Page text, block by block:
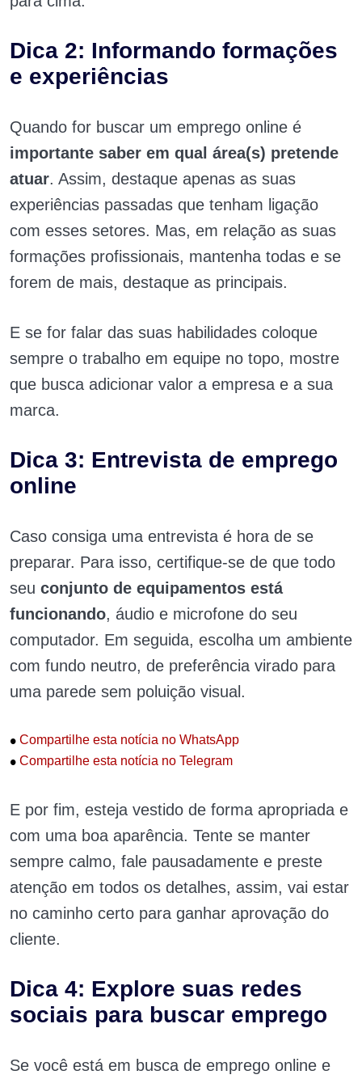
Dica 2: Informando formações
e experiências
Quando for buscar um emprego online é
importante saber em qual área(s) pretende
atuar. Assim, destaque apenas as suas
experiências passadas que tenham ligação
com esses setores. Mas, em relação as suas
formações profissionais, mantenha todas e se
forem de mais, destaque as principais.
E se for falar das suas habilidades coloque
sempre o trabalho em equipe no topo, mostre
que busca adicionar valor a empresa e a sua
marca.
Dica 3: Entrevista de emprego
online
Caso consiga uma entrevista é hora de se
preparar. Para isso, certifique-se de que todo
seu conjunto de equipamentos está
funcionando, áudio e microfone do seu
computador. Em seguida, escolha um ambiente
com fundo neutro, de preferência virado para
uma parede sem poluição visual.
• Compartilhe esta notícia no WhatsApp
• Compartilhe esta notícia no Telegram
E por fim, esteja vestido de forma apropriada e
com uma boa aparência. Tente se manter
sempre calmo, fale pausadamente e preste
atenção em todos os detalhes, assim, vai estar
no caminho certo para ganhar aprovação do
cliente.
Dica 4: Explore suas redes
sociais para buscar emprego
Se você está em busca de emprego online e